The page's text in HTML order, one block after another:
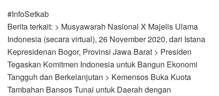
#InfoSetkab
Berita terkait: > Musyawarah Nasional X Majelis Ulama
Indonesia (secara virtual), 26 November 2020, dari Istana
Kepresidenan Bogor, Provinsi Jawa Barat > Presiden
Tegaskan Komitmen Indonesia untuk Bangun Ekonomi
Tangguh dan Berkelanjutan > Kemensos Buka Kuota
Tambahan Bansos Tunai untuk Daerah dengan